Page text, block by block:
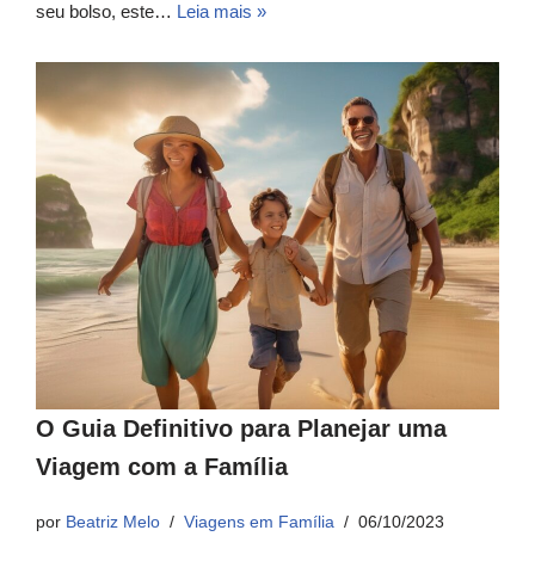
seu bolso, este… Leia mais »
O Guia Definitivo para Planejar uma
Viagem com a Família
por Beatriz Melo Viagens em Família 06/10/2023